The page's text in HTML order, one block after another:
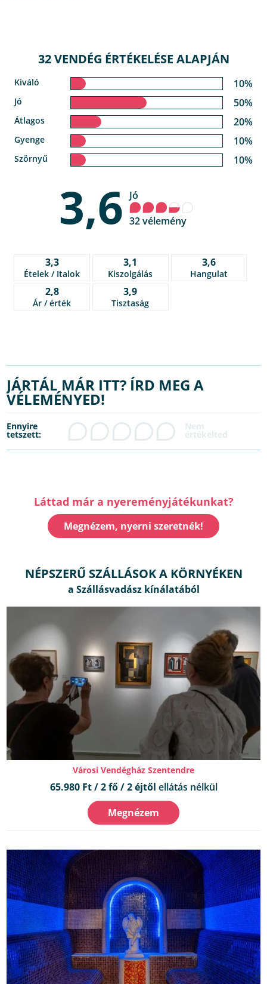
32 VENDÉG ÉRTÉKELÉSE ALAPJÁN
Kiváló 10%
Jó 50%
Átlagos 20%
Gyenge 10%
Szörnyű 10%
3,6 Jó
32 vélemény
3,3
Ételek / Italok
3,1
Kiszolgálás
3,6
Hangulat
2,8
Ár / érték
3,9
Tisztaság
JÁRTÁL MÁR ITT? ÍRD MEG A
VÉLEMÉNYED!
Ennyire
tetszett:
Láttad már a nyereményjátékunkat?
Megnézem, nyerni szeretnék!
NÉPSZERŰ SZÁLLÁSOK A KÖRNYÉKEN
Városi Vendégház Szentendre
65.980 Ft / 2 fő / 2 éjtől ellátás nélkül
Megnézem